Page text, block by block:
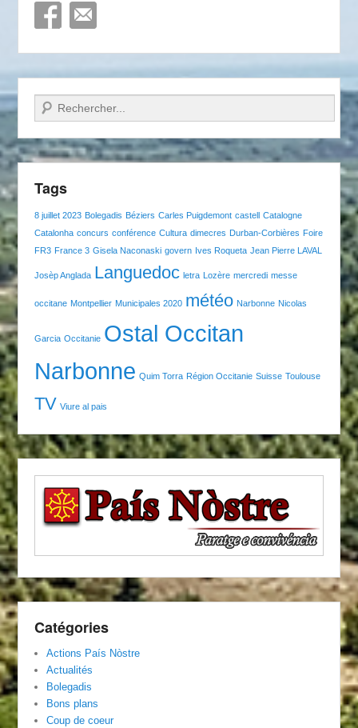
Recherche
Tags
8 juillet 2023 Bolegadis Béziers Carles Puigdemont castell Catalogne
Catalonha concurs conférence Cultura dimecres Durban-Corbières Foire
FR3 France 3 Gisela Naconaski govern Ives Roqueta Jean Pierre LAVAL
Josèp Anglada Languedoc letra Lozère mercredi messe
occitane Montpellier Municipales 2020 météo Narbonne Nicolas
Garcia Occitanie Ostal Occitan
Narbonne Quim Torra Région Occitanie Suisse Toulouse
TV Viure al pais
Catégories
Actions País Nòstre
Actualités
Bolegadis
Bons plans
Coup de coeur